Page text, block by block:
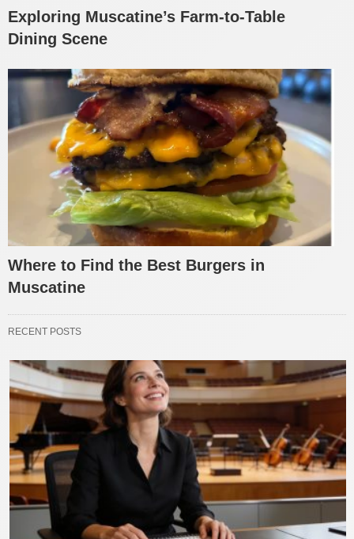
Exploring Muscatine’s Farm-to-Table
Dining Scene
Where to Find the Best Burgers in
Muscatine
RECENT POSTS